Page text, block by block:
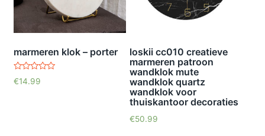
marmeren klok – porter
waardering
5.00
€14.99
loskii cc010 creatieve
marmeren patroon
wandklok mute
wandklok quartz
wandklok voor
thuiskantoor decoraties
€50.99